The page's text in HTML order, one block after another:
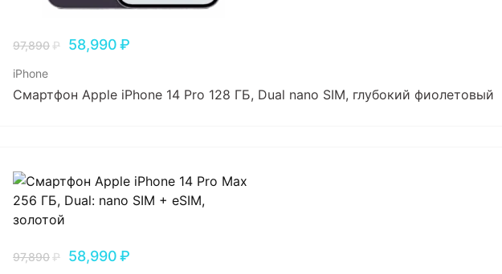
97,890₽ 58,990₽
iPhone
Смартфон Apple iPhone 14 Pro 128 ГБ, Dual nano SIM, глубокий фиолетовый
97,890₽ 58,990₽